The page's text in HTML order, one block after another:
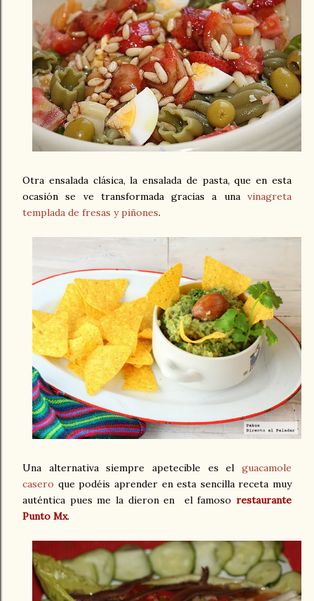
Otra ensalada clásica, la ensalada de pasta, que en esta
ocasión se ve transformada gracias a una vinagreta
templada de fresas y piñones.
Una alternativa siempre apetecible es el guacamole
casero que podéis aprender en esta sencilla receta muy
auténtica pues me la dieron en el famoso restaurante
Punto Mx.